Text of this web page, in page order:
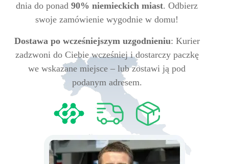
dnia do ponad 90% niemieckich miast. Odbierz
swoje zamówienie wygodnie w domu!
Dostawa po wcześniejszym uzgodnieniu: Kurier
zadzwoni do Ciebie wcześniej i dostarczy paczkę
we wskazane miejsce – lub zostawi ją pod
podanym adresem.